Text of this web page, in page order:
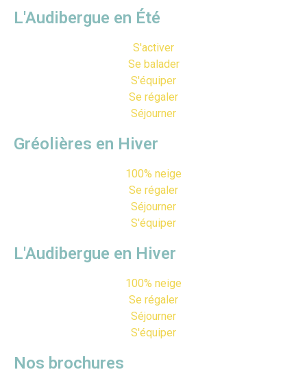
L'Audibergue en Été
S'activer
Se balader
S'équiper
Se régaler
Séjourner
Gréolières en Hiver
100% neige
Se régaler
Séjourner
S'équiper
L'Audibergue en Hiver
100% neige
Se régaler
Séjourner
S'équiper
Nos brochures